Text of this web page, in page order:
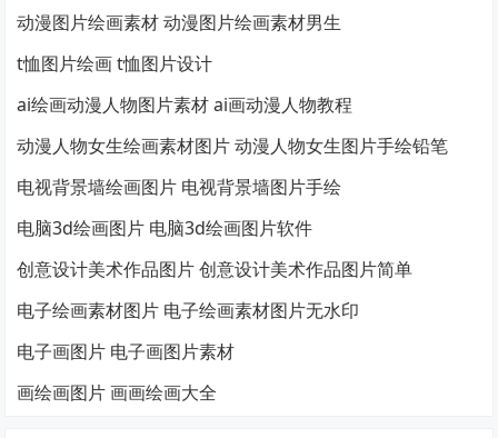
动漫图片绘画素材 动漫图片绘画素材男生
t恤图片绘画 t恤图片设计
ai绘画动漫人物图片素材 ai画动漫人物教程
动漫人物女生绘画素材图片 动漫人物女生图片手绘铅笔
电视背景墙绘画图片 电视背景墙图片手绘
电脑3d绘画图片 电脑3d绘画图片软件
创意设计美术作品图片 创意设计美术作品图片简单
电子绘画素材图片 电子绘画素材图片无水印
电子画图片 电子画图片素材
画绘画图片 画画绘画大全